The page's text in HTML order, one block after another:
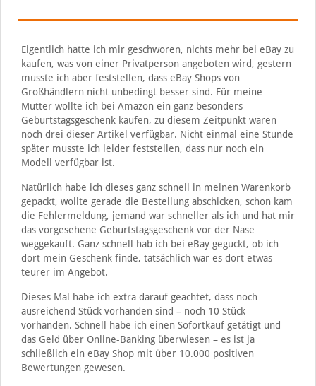
Eigentlich hatte ich mir geschworen, nichts mehr bei eBay zu
kaufen, was von einer Privatperson angeboten wird, gestern
musste ich aber feststellen, dass eBay Shops von
Großhändlern nicht unbedingt besser sind. Für meine
Mutter wollte ich bei Amazon ein ganz besonders
Geburtstagsgeschenk kaufen, zu diesem Zeitpunkt waren
noch drei dieser Artikel verfügbar. Nicht einmal eine Stunde
später musste ich leider feststellen, dass nur noch ein
Modell verfügbar ist.
Natürlich habe ich dieses ganz schnell in meinen Warenkorb
gepackt, wollte gerade die Bestellung abschicken, schon kam
die Fehlermeldung, jemand war schneller als ich und hat mir
das vorgesehene Geburtstagsgeschenk vor der Nase
weggekauft. Ganz schnell hab ich bei eBay geguckt, ob ich
dort mein Geschenk finde, tatsächlich war es dort etwas
teurer im Angebot.
Dieses Mal habe ich extra darauf geachtet, dass noch
ausreichend Stück vorhanden sind – noch 10 Stück
vorhanden. Schnell habe ich einen Sofortkauf getätigt und
das Geld über Online-Banking überwiesen – es ist ja
schließlich ein eBay Shop mit über 10.000 positiven
Bewertungen gewesen.